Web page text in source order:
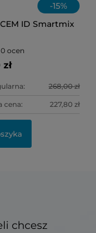
-15%
ID Smartmix
0 ocen
268,00 zł
cena: 227,80 zł
chcesz